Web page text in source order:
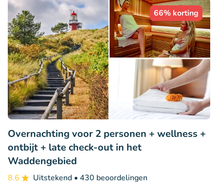
66% korting
Overnachting voor 2 personen + wellness +
ontbijt + late check-out in het
Waddengebied
8.6 Uitstekend • 430 beoordelingen